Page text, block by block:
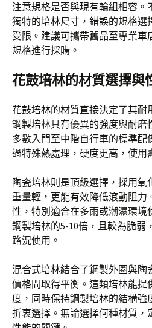
注意規格是否與現有輪組相容。
獨特的培林尺寸，錯誤的規格選
受限。建議可攜帶舊品至專業車
規格進行採購。
花鼓培林的材質選擇與
花鼓培林的材質直接決定了其耐
鋼製培林具有優異的強度與耐磨
多數入門至中階自行車的標準配
過特殊熱處理，硬度更高，使用
陶瓷培林則是頂級選擇，採用
重量輕，更能有效降低滾動阻力
性，特別適合在多雨或潮濕環境
鋼製培林的5-10倍，且較為脆弱
路況使用。
混合式培林結合了鋼製外圈與陶
價格間取得平衡。這類培林能提
度，同時保持鋼製培林的結構強
折衷選擇。無論選擇何種材質，